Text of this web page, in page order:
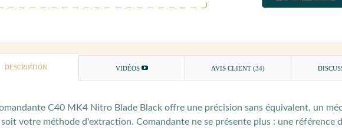
DESCRIPTION VIDÉOS AVIS CLIENT (34)
C40 MK4 Nitro Blade Black offre une précision sans équivalent, un
votre méthode d'extraction. Comandante ne se présente plus : une référence